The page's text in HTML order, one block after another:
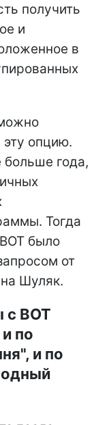
получить
и
в
опцию.
года,
Тогда
было
от
Шуляк.
с ВОТ
по
и по